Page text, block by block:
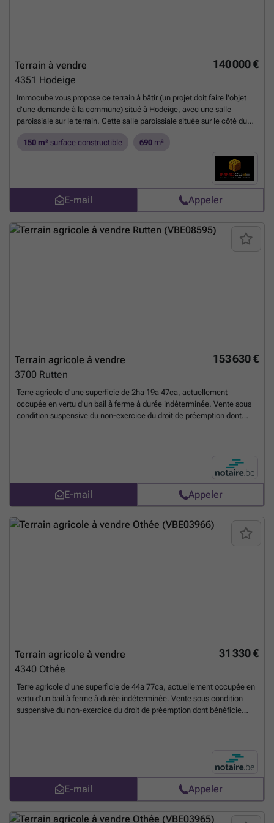
140 000 €
Terrain à vendre
4351 Hodeige
Immocube vous propose ce terrain à bâtir (un projet doit faire l'objet
d'une demande à la commune) situé à Hodeige, avec une salle
paroissiale sur le terrain. Cette salle paroissiale située sur le côté du
Localisée dans un cadre calme, la salle offre de nombreux espaces
fonctionnels et des possibilités d'aménagement. Elle se compose :
d'une grande salle de réunion (30 m²), une salle équipée d'une scène
parfaite pour des spectacles, conférences ou évènements, un espace
bar, deux caves (18m² et 6m²) pour du rangement ou du stockage et
une annexe/garage de 20m². Revenu cadastral :650€. Prix : Faire offre
à partir de 140.000 €.En savoir plus ?
150 m² surface constructible 690 m²
E-mail Appeler
153 630 €
Terrain agricole à vendre
3700 Rutten
Terre agricole d'une superficie de 2ha 19a 47ca, actuellement
occupée en vertu d'un bail à ferme à durée indéterminée. Vente sous
condition suspensive du non-exercice du droit de préemption dont
E-mail Appeler
31 330 €
Terrain agricole à vendre
4340 Othée
Terre agricole d'une superficie de 44a 77ca, actuellement occupée en
vertu d'un bail à ferme à durée indéterminée. Vente sous condition
suspensive du non-exercice du droit de préemption dont bénéficie
E-mail Appeler